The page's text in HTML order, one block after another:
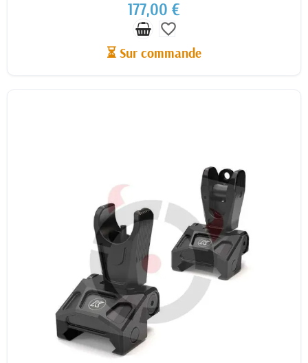
177,00 €
favorite_border
⏳ Sur commande